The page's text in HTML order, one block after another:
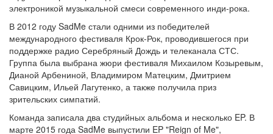
электроникой музыкальной смеси современного инди-рока.
В 2012 году SadMe стали одними из победителей
международного фестиваля Крок-Рок, проводившегося при
поддержке радио Серебряный Дождь и телеканала СТС.
Группа была выбрана жюри фестиваля Михаилом Козыревым,
Дианой Арбениной, Владимиром Матецким, Дмитрием
Савицким, Ильей Лагутенко, а также получила приз
зрительских симпатий.
Команда записала два студийных альбома и несколько EP. В
марте 2015 года SadMe выпустили EP "Reign of Me",